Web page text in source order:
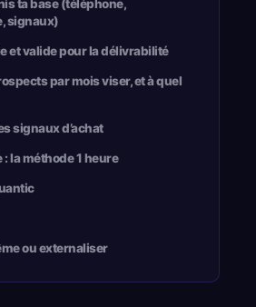
ta base (téléphone,
signaux)
et valide pour la délivrabilité
par mois viser, et à quel
signaux d’achat
la méthode 1 heure
ou externaliser